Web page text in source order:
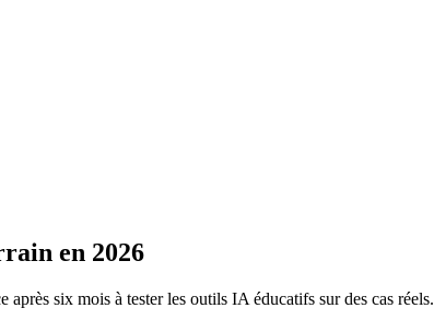
en 2026
six mois à tester les outils IA éducatifs sur des cas réels.